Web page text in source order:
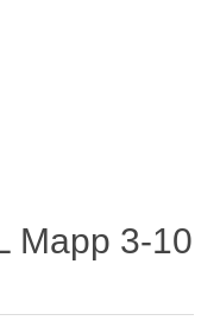
Mapp 3-10